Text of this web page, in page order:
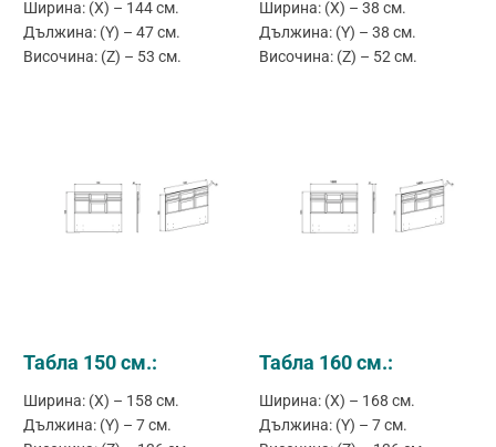
Ширина: (X) – 144 см.
Дължина: (Y) – 47 см.
Височина: (Z) – 53 см.
Ширина: (X) – 38 см.
Дължина: (Y) – 38 см.
Височина: (Z) – 52 см.
Табла 150 см.:
Ширина: (X) – 158 см.
Дължина: (Y) – 7 см.
Табла 160 см.:
Ширина: (X) – 168 см.
Дължина: (Y) – 7 см.